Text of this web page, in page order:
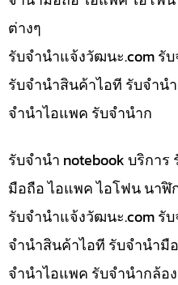
ต่างๆ
รับจํานําแจ้งวัฒนะ.com รั
รับจำนำสินค้าไอที รับจำน
จำนำไอแพค รับจำนำก
รับจำนำ notebook บริกา
มือถือ ไอแพค ไอโฟน นาฬิ
รับจํานําแจ้งวัฒนะ.com รั
จำนำสินค้าไอที รับจำนำมื
จำนำไอแพค รับจำนำกล้อง